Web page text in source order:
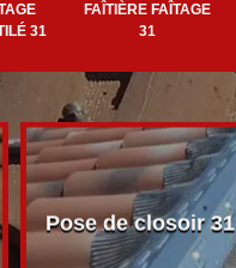
31
FAÎTIÈRE FAÎTAGE
31
Pose de closoir 31